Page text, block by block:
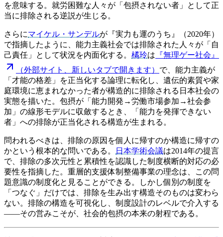
を意味する。就労困難な人々が「包摂されない者」として正
当に排除される逆説が生じる。
さらにマイケル・サンデルが『実力も運のうち』（2020年）
で指摘したように、能力主義社会では排除された人々が「自
己責任」として状況を内面化する。 橘玲は 『無理ゲー社会』
（外部サイト、新しいタブで開きます） で、能力主義が
「才能の格差」を正当化する論理に転化し、遺伝的素質や家
庭環境に恵まれなかった者が構造的に排除される日本社会の
実態を描いた。包摂が「能力開発→労働市場参加→社会参
加」の線形モデルに収斂するとき、「能力を発揮できない
者」への排除が正当化される構造が生まれる。
問われるべきは、排除の原因を個人に帰すのか構造に帰すの
かという根本的な問いである。
日本学術会議は2014年の提言
で、排除の多次元性と累積性を認識した制度横断的対応の必
要性を指摘した。重層的支援体制整備事業の理念は、この問
題意識の制度化と見ることができる。しかし個別の制度を
「つなぐ」だけでは、排除を生み出す構造そのものは変わら
ない。排除の構造を可視化し、制度設計のレベルで介入する
——その営みこそが、社会的包摂の本来の射程である。